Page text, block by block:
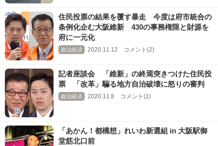
住民投票の結果を覆す暴走 今度は府市統合の
条例化企む大阪維新 430の事務権限と財源を
府に一元化
政治経済 2020.11.12 コメント(2)
記者座談会 「維新」の終焉突きつけた住民投
票 「改革」騙る地方自治破壊に怒りの審判
政治経済 2020.11.8 コメント(1)
「あかん！都構想」れいわ新選組 in 大阪駅御
堂筋北口前